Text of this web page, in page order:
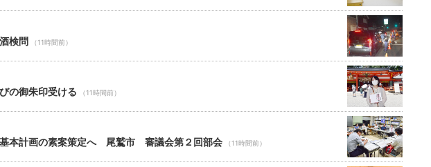
検問 （11時間前）
の御朱印受ける （11時間前）
本計画の素案策定へ 尾鷲市 審議会第２回部会 （11時間前）